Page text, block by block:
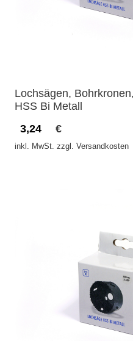
Lochsägen,
HSS Bi Metall
3,24
€
inkl. MwSt. zzgl. Versandkosten